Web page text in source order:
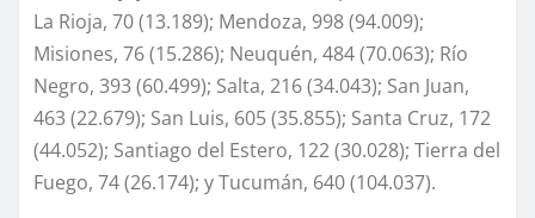
La Rioja, 70 (13.189); Mendoza, 998 (94.009);
Misiones, 76 (15.286); Neuquén, 484 (70.063); Río
Negro, 393 (60.499); Salta, 216 (34.043); San Juan,
463 (22.679); San Luis, 605 (35.855); Santa Cruz, 172
(44.052); Santiago del Estero, 122 (30.028); Tierra del
Fuego, 74 (26.174); y Tucumán, 640 (104.037).